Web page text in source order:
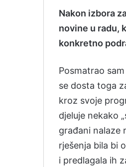
Nakon izbora
novine u radu,
konkretno
Posmatrao
se dosta toga
kroz svoje
djeluje nekako
građani nalaze
rješenja bila bi
i predlagala ih